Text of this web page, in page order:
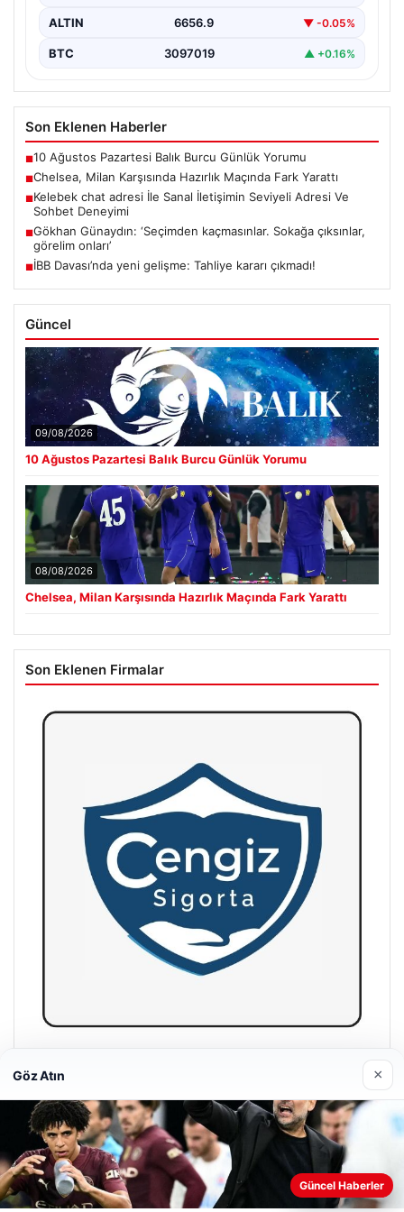
ALTIN 6656.9 ▼ -0.05%
BTC 3097019 ▲ +0.16%
Son Eklenen Haberler
■10 Ağustos Pazartesi Balık Burcu Günlük Yorumu
■Chelsea, Milan Karşısında Hazırlık Maçında Fark Yarattı
■Kelebek chat adresi İle Sanal İletişimin Seviyeli Adresi Ve
Sohbet Deneyimi
■Gökhan Günaydın: ‘Seçimden kaçmasınlar. Sokağa çıksınlar,
görelim onları’
■İBB Davası’nda yeni gelişme: Tahliye kararı çıkmadı!
Güncel
09/08/2026
10 Ağustos Pazartesi Balık Burcu Günlük Yorumu
08/08/2026
Chelsea, Milan Karşısında Hazırlık Maçında Fark Yarattı
Son Eklenen Firmalar
Hastaş Beton
Web sitemizi nasıl kullandığınızı daha iyi anlayabilmek,
deneyiminizi kişiselleştirmek ve geliştirmek amacıyla çerezler
Göz Atın ×
Güncel Haberler